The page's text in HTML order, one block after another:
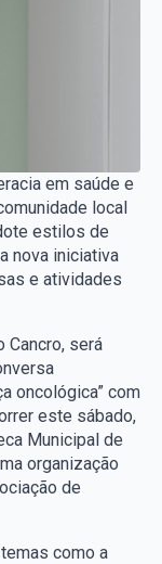
em saúde e
local
estilos de
nova iniciativa
e atividades
Cancro, será
oncológica” com
este sábado,
Municipal de
organização
de
como a